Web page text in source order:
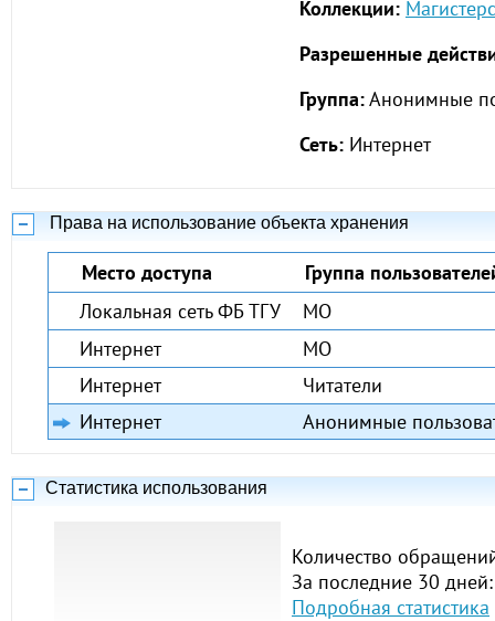
Коллекции:
Разрешенные
Группа:Анонимные
Сеть: Интернет
Права на использование объекта хранения
Место доступа
Группа
Локальная сеть ФБ ТГУ
МО
Интернет
МО
Интернет
Читатели
Интернет
Анонимные
Статистика использования
Количество
За последние 30
Подробная статистика